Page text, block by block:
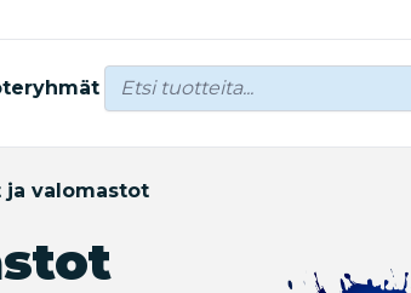
ja valomastot